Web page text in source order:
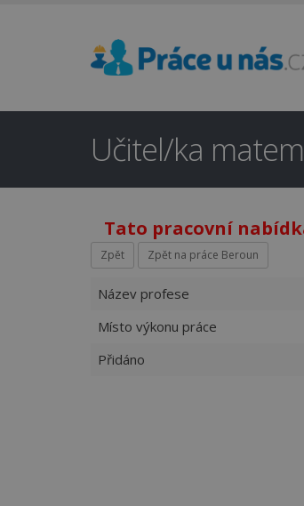
Učitel/ka
Tato pracovní
Zpět Zpět na práce Beroun
Název profese
Místo výkonu práce
Přidáno